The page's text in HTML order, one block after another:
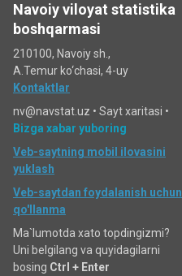
Navoiy viloyat statistika
boshqarmasi
210100, Navoiy sh.,
A.Temur ko‘chаsi, 4-uy
Kontaktlar
nv@navstat.uz • Sayt xaritasi •
Bizga xabar yuboring
Veb-saytning mobil ilovasini
yuklash
Veb-saytdan foydalanish uchun
qo'llanma
Ma`lumotda xato topdingizmi?
Uni belgilang va quyidagilarni
bosing Ctrl + Enter